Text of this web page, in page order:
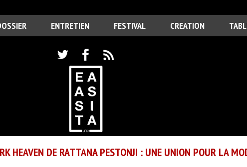
ENTRETIEN FESTIVAL CREATION
HEAVEN DE RATTANA PESTONJI : UNE UNION POUR LA